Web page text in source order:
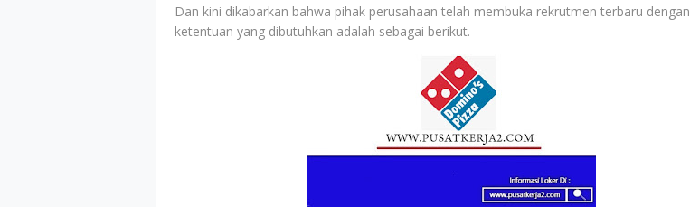
Dan kini dikabarkan bahwa pihak perusahaan telah membuka rekrutmen terbaru dengan
ketentuan yang dibutuhkan adalah sebagai berikut.